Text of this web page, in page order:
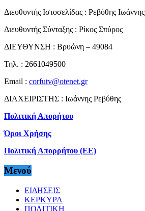
Διευθυντής Ιστοσελίδας : Ρεβύθης Ιωάννης
Διευθυντής Σύνταξης : Ρίκος Σπύρος
ΔΙΕΥΘΥΝΣΗ : Βρυώνη – 49084
Τηλ. : 2661049500
Email : corfutv@otenet.gr
ΔΙΑΧΕΙΡΙΣΤΗΣ : Ιωάννης Ρεβύθης
Πολιτική Απορήτου
Όροι Χρήσης
Πολιτική Απορρήτου (ΕΕ)
Μενού
ΕΙΔΗΣΕΙΣ
ΚΕΡΚΥΡΑ
ΠΟΛΙΤΙΚΗ